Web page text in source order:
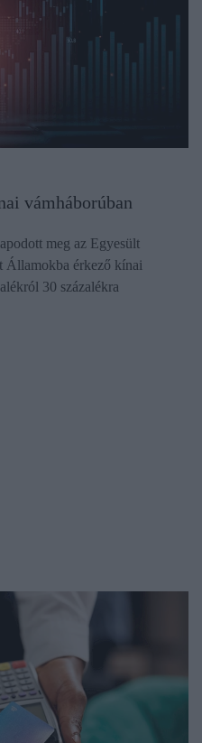
vámháborúban
meg az Egyesült
Államokba érkező kínai
30 százalékra